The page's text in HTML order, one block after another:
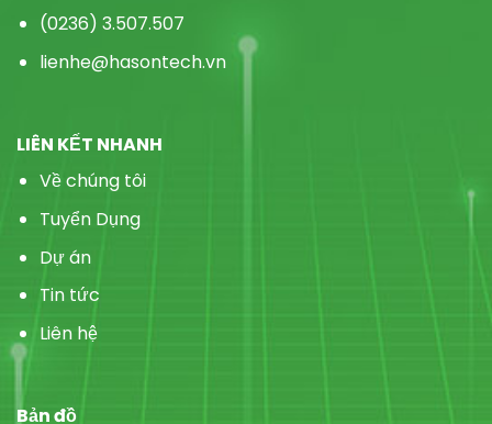
(0236) 3.507.507
lienhe@hasontech.vn
LIÊN KẾT NHANH
Về chúng tôi
Tuyển Dụng
Dự án
Tin tức
Liên hệ
Bản đồ